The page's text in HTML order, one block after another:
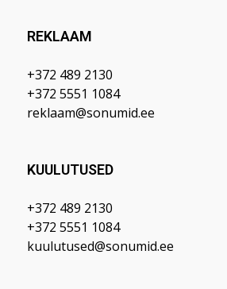
REKLAAM
+372 489 2130
+372 5551 1084
reklaam@sonumid.ee
KUULUTUSED
+372 489 2130
+372 5551 1084
kuulutused@sonumid.ee